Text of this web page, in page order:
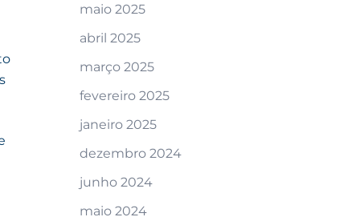
maio 2025
abril 2025
março 2025
fevereiro 2025
janeiro 2025
dezembro 2024
junho 2024
maio 2024